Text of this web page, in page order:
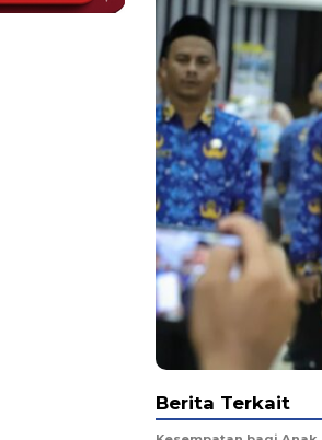
Berita Terkait